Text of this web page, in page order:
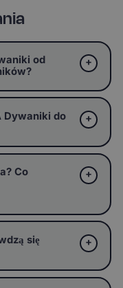
od
Dywaniki do
Co
się